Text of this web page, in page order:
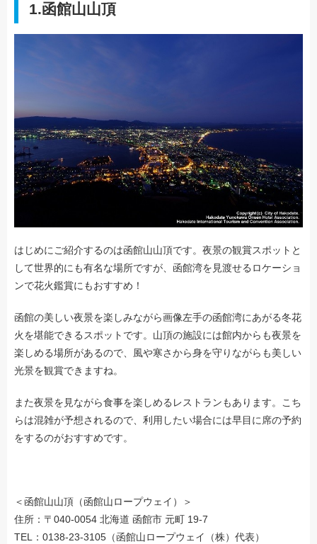
1.函館山山頂
はじめにご紹介するのは函館山山頂です。夜景の観賞スポットと
して世界的にも有名な場所ですが、函館湾を見渡せるロケーショ
ンで花火鑑賞にもおすすめ！
函館の美しい夜景を楽しみながら画像左手の函館湾にあがる冬花
火を堪能できるスポットです。山頂の施設には館内からも夜景を
楽しめる場所があるので、風や寒さから身を守りながらも美しい
光景を観賞できますね。
また夜景を見ながら食事を楽しめるレストランもあります。こち
らは混雑が予想されるので、利用したい場合には早目に席の予約
をするのがおすすめです。
＜函館山山頂（函館山ロープウェイ）＞
住所：〒040-0054 北海道 函館市 元町 19-7
TEL：0138-23-3105（函館山ロープウェイ（株）代表）